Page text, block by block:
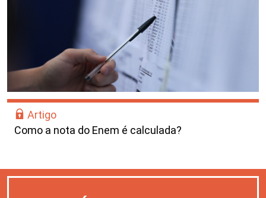
Artigo
Como a nota do Enem é calculada?